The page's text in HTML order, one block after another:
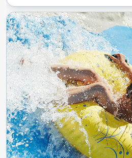
waterspeelplaatsen, terwijl
verwarmde
fluisterende bomen. Elke
nieuwe verrassing, van
rustig dobberen langs de
alleen een waterpark vangt
vreugde van de zomer,
hygge, allemaal in één
omgeving.